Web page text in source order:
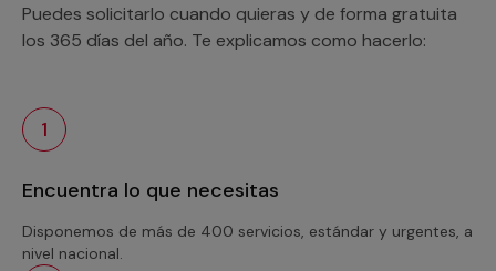
Puedes solicitarlo cuando quieras y de forma gratuita
los 365 días del año. Te explicamos como hacerlo:
1
Encuentra lo que necesitas
Disponemos de más de 400 servicios, estándar y urgentes, a
nivel nacional.